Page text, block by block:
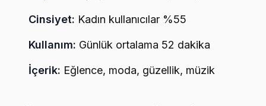
Cinsiyet: Kadın kullanıcılar %55
Kullanım: Günlük ortalama 52 dakika
İçerik: Eğlence, moda, güzellik, müzik